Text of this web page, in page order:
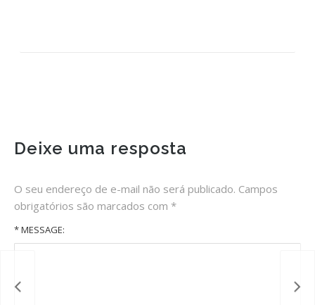
Deixe uma resposta
O seu endereço de e-mail não será publicado. Campos
obrigatórios são marcados com *
* MESSAGE: